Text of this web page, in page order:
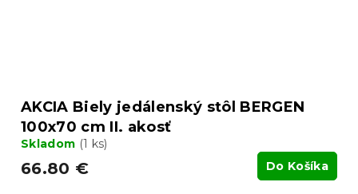
AKCIA Biely jedálenský stôl BERGEN
100x70 cm II. akosť
Skladom (1 ks)
66.80 € Do Košíka